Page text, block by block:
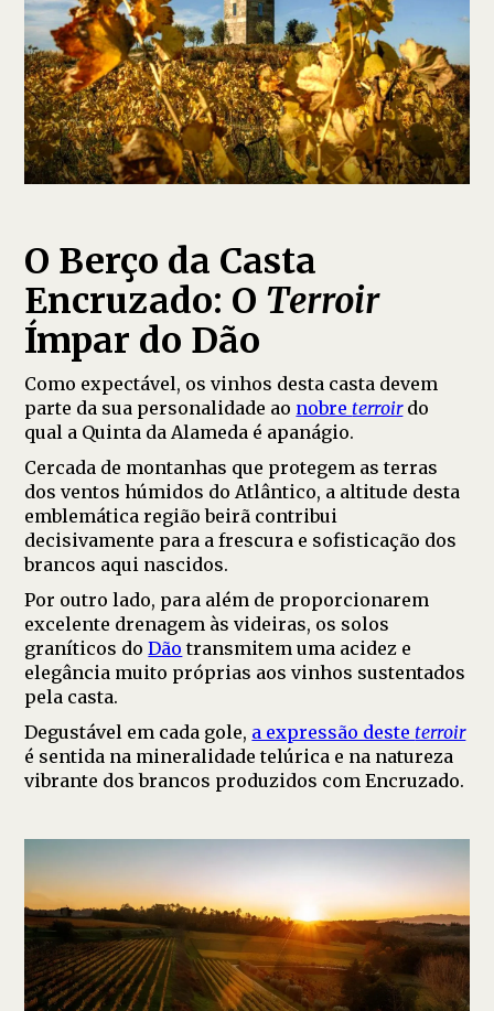
O Berço da Casta
Encruzado: O Terroir
Ímpar do Dão
Como expectável, os vinhos desta casta devem
parte da sua personalidade ao nobre terroir do
qual a Quinta da Alameda é apanágio.
Cercada de montanhas que protegem as terras
dos ventos húmidos do Atlântico, a altitude desta
emblemática região beirã contribui
decisivamente para a frescura e sofisticação dos
brancos aqui nascidos.
Por outro lado, para além de proporcionarem
excelente drenagem às videiras, os solos
graníticos doDão transmitem uma acidez e
elegância muito próprias aos vinhos sustentados
pela casta.
Degustável em cada gole, a expressão deste terroir
é sentida na mineralidade telúrica e na natureza
vibrante dos brancos produzidos com Encruzado.